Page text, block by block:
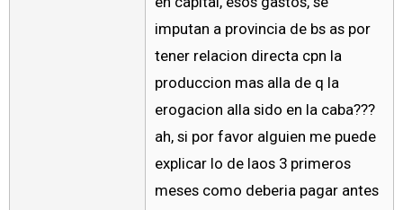
imputan a provincia de bs as por
tener relacion directa cpn la
produccion mas alla de q la
erogacion alla sido en la caba???
ah, si por favor alguien me puede
explicar lo de laos 3 primeros
meses como deberia pagar antes